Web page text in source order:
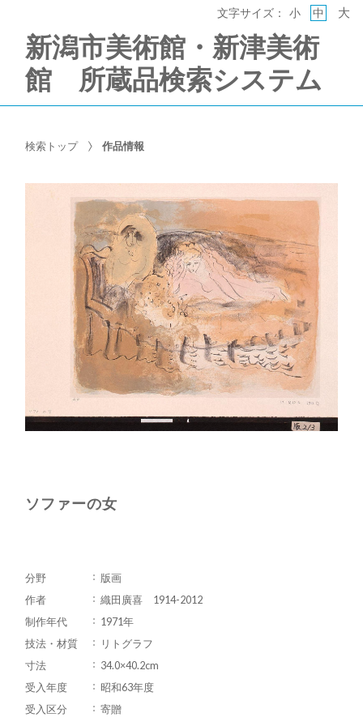
新潟市美術館・新津美術
館 所蔵品検索システム
文字サイズ： 小 中 大
検索トップ 作品情報
ソファーの女
分野
版画
作者
織田廣喜 1914-2012
制作年代
1971年
技法・材質
リトグラフ
寸法
34.0×40.2cm
受入年度
昭和63年度
受入区分
寄贈